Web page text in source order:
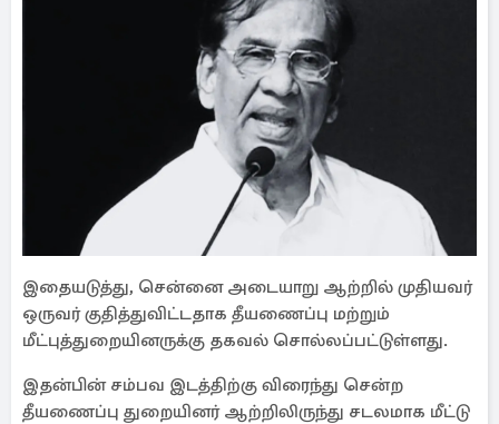
இதையடுத்து, சென்னை அடையாறு ஆற்றில் முதியவர்
ஒருவர் குதித்துவிட்டதாக தீயணைப்பு மற்றும்
மீட்புத்துறையினருக்கு தகவல் சொல்லப்பட்டுள்ளது.
இதன்பின் சம்பவ இடத்திற்கு விரைந்து சென்ற
தீயணைப்பு துறையினர் ஆற்றிலிருந்து சடலமாக மீட்டு